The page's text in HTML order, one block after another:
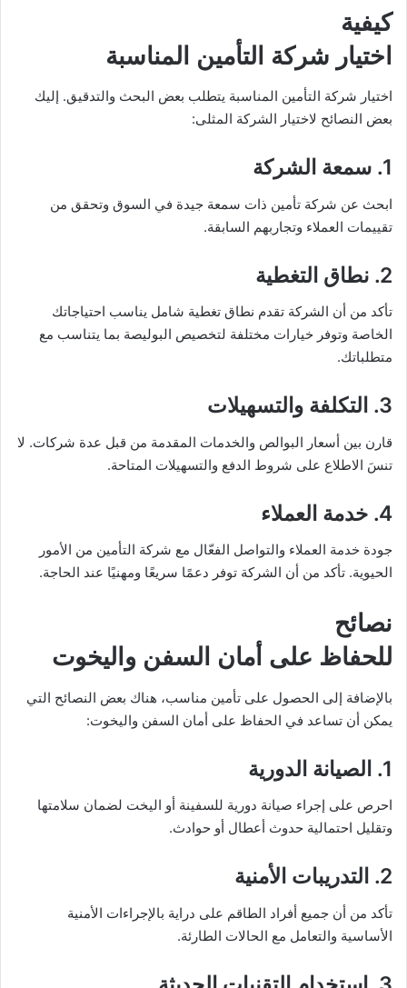
كيفية
اختيار شركة التأمين المناسبة
اختيار شركة التأمين المناسبة يتطلب بعض البحث والتدقيق. إليك
بعض النصائح لاختيار الشركة المثلى:
1. سمعة الشركة
ابحث عن شركة تأمين ذات سمعة جيدة في السوق وتحقق من
تقييمات العملاء وتجاربهم السابقة.
2. نطاق التغطية
تأكد من أن الشركة تقدم نطاق تغطية شامل يناسب احتياجاتك
الخاصة وتوفر خيارات مختلفة لتخصيص البوليصة بما يتناسب مع
متطلباتك.
3. التكلفة والتسهيلات
قارن بين أسعار البوالص والخدمات المقدمة من قبل عدة شركات. لا
تنسَ الاطلاع على شروط الدفع والتسهيلات المتاحة.
4. خدمة العملاء
جودة خدمة العملاء والتواصل الفعّال مع شركة التأمين من الأمور
الحيوية. تأكد من أن الشركة توفر دعمًا سريعًا ومهنيًا عند الحاجة.
نصائح
للحفاظ على أمان السفن واليخوت
بالإضافة إلى الحصول على تأمين مناسب، هناك بعض النصائح التي
يمكن أن تساعد في الحفاظ على أمان السفن واليخوت:
1. الصيانة الدورية
احرص على إجراء صيانة دورية للسفينة أو اليخت لضمان سلامتها
وتقليل احتمالية حدوث أعطال أو حوادث.
2. التدريبات الأمنية
تأكد من أن جميع أفراد الطاقم على دراية بالإجراءات الأمنية
الأساسية والتعامل مع الحالات الطارئة.